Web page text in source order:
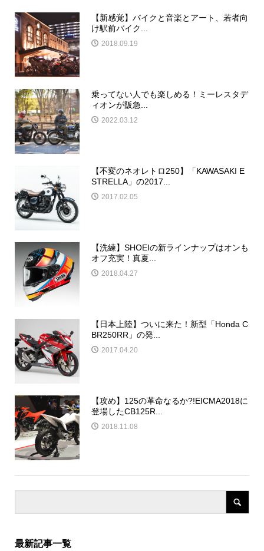
【新感覚】バイクと音楽とアート、若者向
け駅前バイク...
2018.09.19
乗ってない人でも楽しめる！ミーレスタデ
ィオンが阪急...
2022.03.12
【不変のネオレトロ250】「KAWASAKI E
STRELLA」の2017...
2017.02.05
【洗練】SHOEIの新ラインナップはオンも
オフ充実！真夏...
2018.04.27
【日本上陸】ついに来た！新型「Honda C
BR250RR」の発...
2017.04.20
【攻め】125の革命なるか?!EICMA2018に
登場したCB125R...
2018.11.08
最新記事一覧